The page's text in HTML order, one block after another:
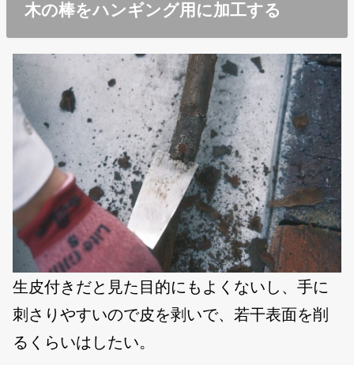
木の棒をハンギング用に加工する
生皮付きだと見た目的にもよくないし、手に
刺さりやすいので皮を剥いで、若干表面を削
るくらいはしたい。